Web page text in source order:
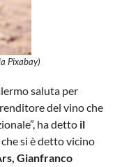
Pixabay)
saluta per
del vino che
ha dettoil
che si è detto vicino
Gianfranco